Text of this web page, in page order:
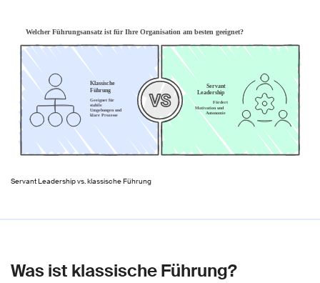
Servant Leadership vs. klassische Führung
Was ist klassische Führung?